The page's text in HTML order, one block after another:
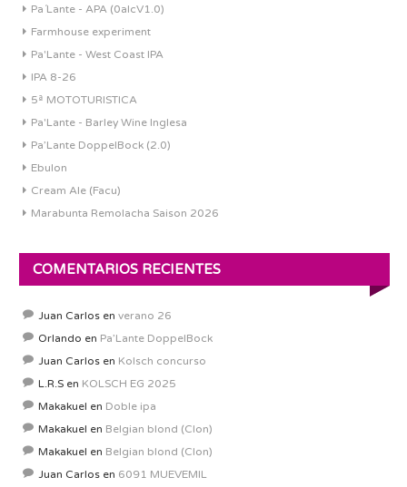
Pa´Lante - APA (0alcV1.0)
Farmhouse experiment
Pa'Lante - West Coast IPA
IPA 8-26
5ª MOTOTURISTICA
Pa'Lante - Barley Wine Inglesa
Pa’Lante DoppelBock (2.0)
Ebulon
Cream Ale (Facu)
Marabunta Remolacha Saison 2026
COMENTARIOS RECIENTES
Juan Carlos en verano 26
Orlando en Pa’Lante DoppelBock
Juan Carlos en Kolsch concurso
L.R.S en KOLSCH EG 2025
Makakuel en Doble ipa
Makakuel en Belgian blond (Clon)
Makakuel en Belgian blond (Clon)
Juan Carlos en 6091 MUEVEMIL